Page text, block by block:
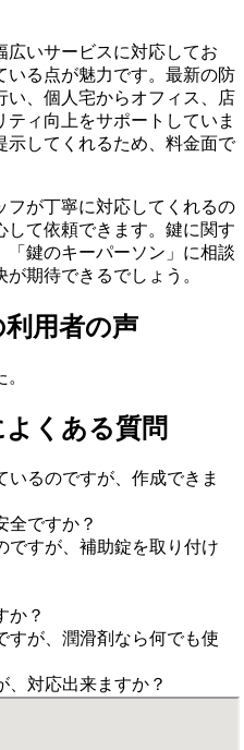
広いサービスに対応してお
いる点が魅力です。最新の防
い、個人宅からオフィス、店
ィ向上をサポートしていま
示してくれるため、料金面で
フが丁寧に対応してくれるの
して依頼できます。鍵に関す
「鍵のキーパーソン」に相談
期待できるでしょう。
用者の声
くある質問
るのですが、作成できま
全ですか？
ですが、補助錠を取り付け
か？
すが、潤滑剤なら何でも使
、対応出来ますか？